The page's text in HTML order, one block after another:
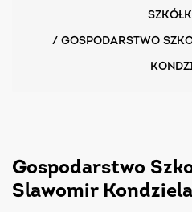
/ GOSPODARSTWO
Gospodarstwo
Slawomir Kondziela